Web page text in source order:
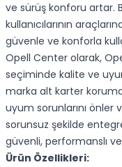
ve sürüş konforu artar.
kullanıcılarının
güvenle ve konforla
Opell Center olarak,
seçiminde kalite ve
marka alt karter
uyum sorunlarını önler
sorunsuz şekilde
güvenli, performanslı
Ürün Özellikleri: